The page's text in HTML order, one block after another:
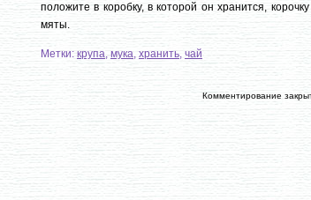
положите в коробку, в которой он хранится,
мяты.
Метки: крупа, мука, хранить, чай
Комментирование